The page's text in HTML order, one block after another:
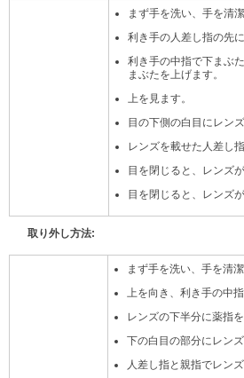
まず手を洗い、手を清
利き手の人差し指の先
利き手の中指で下まぶ
まぶたを上げます。
上を見ます。
目の下側の白目にレン
レンズを載せた人差し
目を閉じると、レンズ
目を閉じると、レンズ
取り外し方法:
まず手を洗い、手を清
上を向き、利き手の中
レンズの下半分に薬指を
下の白目の部分にレンズ
人差し指と親指でレン